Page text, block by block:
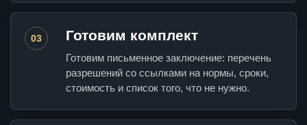
03 Готовим комплект
Готовим письменное заключение: перечень
разрешений со ссылками на нормы, сроки,
стоимость и список того, что не нужно.